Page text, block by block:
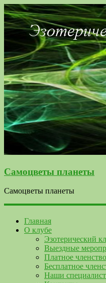
Самоцветы планеты
Самоцветы планеты
Главная
О клубе
Эзотерический
Выездные
Платное
Бесплатное
Наши